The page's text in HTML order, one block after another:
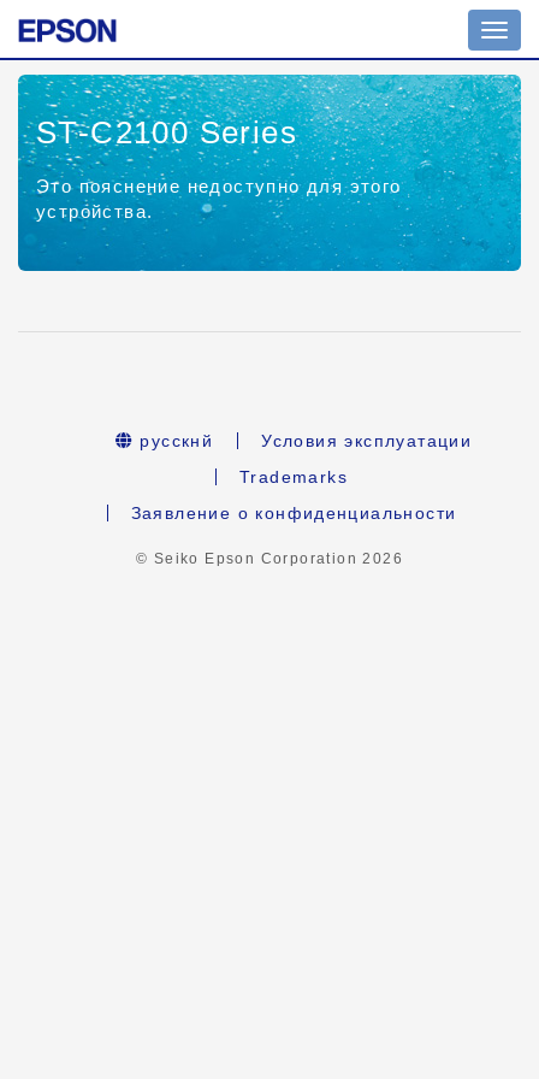
ST-C2100 Series
Это пояснение недоступно для этого
устройства.
русскнй
Условия эксплуатации
Trademarks
Заявление о конфиденциальности
© Seiko Epson Corporation2026